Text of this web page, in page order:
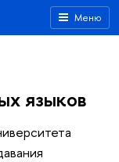
Меню
языков